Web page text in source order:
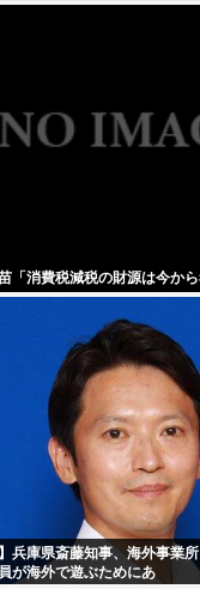
「消費税減税の財源は今から
】兵庫県斎藤知事、海外事業
員が海外で遊ぶためにあ